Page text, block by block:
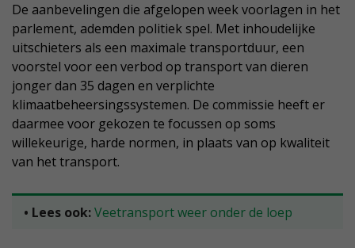
De aanbevelingen die afgelopen week voorlagen in het
parlement, ademden politiek spel. Met inhoudelijke
uitschieters als een maximale transportduur, een
voorstel voor een verbod op transport van dieren
jonger dan 35 dagen en verplichte
klimaatbeheersingssystemen. De commissie heeft er
daarmee voor gekozen te focussen op soms
willekeurige, harde normen, in plaats van op kwaliteit
van het transport.
• Lees ook:Veetransport weer onder de loep